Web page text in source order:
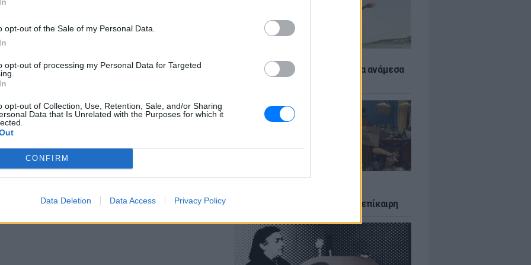
opt-out of the Sale of my Personal Data.
opt-out of processing my Personal Data for Targeted
opt-out of Collection, Use, Retention, Sale, and/or Sharing
Data that Is Unrelated with the Purposes for which it
CONFIRM
Data Deletion Data Access Privacy Policy
Πώς να αποφύγεις το σύγκαμα ανάμεσα
POP CULTURE
νεοπλουτισμό και παραμένει επίκαιρη
στο
νέα της ημέρας και ότι σου κάνει κλικ!
και στο Instagram
ΔΙΑΦΗΜΙΣΗ